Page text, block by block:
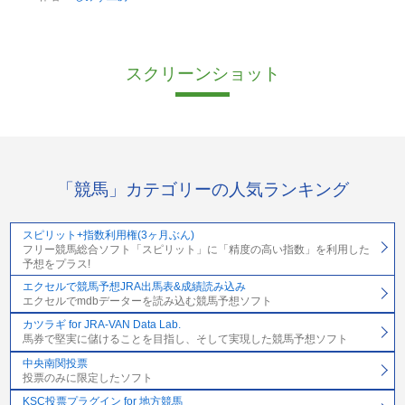
スクリーンショット
「競馬」カテゴリーの人気ランキング
スピリット+指数利用権(3ヶ月ぶん)
フリー競馬総合ソフト「スピリット」に「精度の高い指数」を利用した
予想をプラス!
エクセルで競馬予想JRA出馬表&成績読み込み
エクセルでmdbデーターを読み込む競馬予想ソフト
カツラギ for JRA-VAN Data Lab.
馬券で堅実に儲けることを目指し、そして実現した競馬予想ソフト
中央南関投票
投票のみに限定したソフト
KSC投票プラグイン for 地方競馬